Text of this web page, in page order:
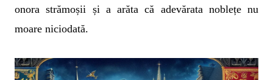
onora strămoșii și a arăta că adevărata noblețe nu
moare niciodată.